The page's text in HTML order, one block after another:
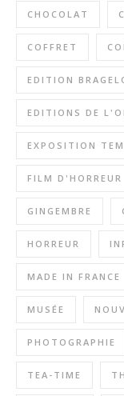
CHOCOLAT
COFFRET
EDITION
EDITIONS DE
EXPOSITION
FILM D'HORREUR
GINGEMBRE
HORREUR
MADE IN FRANCE
MUSÉE
PHOTOGRAPHIE
TEA-TIME